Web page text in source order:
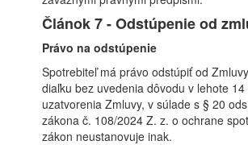
Článok 7 - Odstúpenie od
Právo na odstúpenie
Spotrebiteľ má právo odstúpiť od
diaľku bez uvedenia dôvodu v lehote
uzatvorenia Zmluvy, v súlade s § 20
zákona č. 108/2024 Z. z. o ochrane
zákon neustanovuje inak.